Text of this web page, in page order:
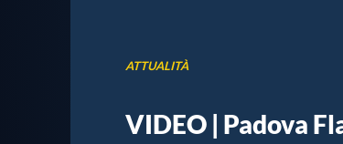
ATTUALITÀ
VIDEO | Padova